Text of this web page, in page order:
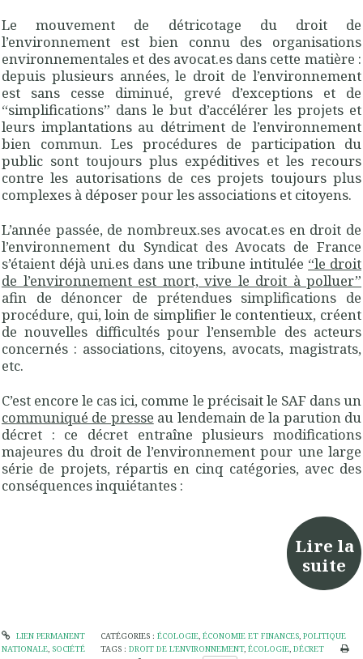
Le mouvement de détricotage du droit de
l’environnement est bien connu des organisations
environnementales et des avocat.es dans cette matière :
depuis plusieurs années, le droit de l’environnement
est sans cesse diminué, grevé d’exceptions et de
“simplifications” dans le but d’accélérer les projets et
leurs implantations au détriment de l’environnement
bien commun. Les procédures de participation du
public sont toujours plus expéditives et les recours
contre les autorisations de ces projets toujours plus
complexes à déposer pour les associations et citoyens.
L’année passée, de nombreux.ses avocat.es en droit de
l’environnement du Syndicat des Avocats de France
s’étaient déjà uni.es dans une tribune intitulée “le droit
de l’environnement est mort, vive le droit à polluer”
afin de dénoncer de prétendues simplifications de
procédure, qui, loin de simplifier le contentieux, créent
de nouvelles difficultés pour l’ensemble des acteurs
concernés : associations, citoyens, avocats, magistrats,
etc.
C’est encore le cas ici, comme le précisait le SAF dans un
communiqué de presse au lendemain de la parution du
décret : ce décret entraîne plusieurs modifications
majeures du droit de l’environnement pour une large
série de projets, répartis en cinq catégories, avec des
conséquences inquiétantes :
Lire la
suite
LIEN PERMANENT CATÉGORIES : ÉCOLOGIE, ÉCONOMIE ET FINANCES, POLITIQUE
NATIONALE SOCIÉTÉ TAGS :DROIT DE L'ENVIRONNEMENT,ÉCOLOGIE ,DÉCRET